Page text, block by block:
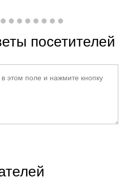
посетителей